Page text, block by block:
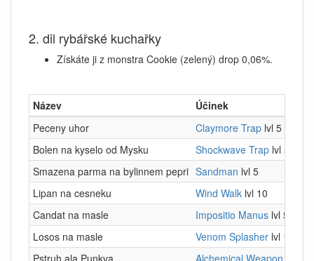
2. dil rybářské kuchařky
Získáte ji z monstra Cookie (zelený) drop 0,06%.
Název Účinek
Peceny uhor
Claymore Trap lvl 5
Bolen na kyselo od Mysku
Shockwave Trap lvl 5
Smazena parma na bylinnem pepri Sandman lvl 5
Lipan na cesneku
Wind Walk lvl 10
Candat na masle
Impositio Manus lvl 5
Losos na masle
Venom Splasher lvl 10